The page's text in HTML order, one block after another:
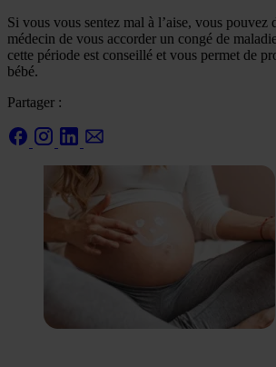
Si vous vous sentez mal à l’aise, vous pouvez
médecin de vous accorder un congé de
cette période est conseillé et vous permet de
bébé.
Partager :